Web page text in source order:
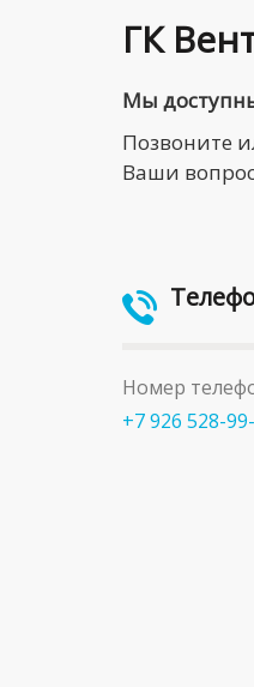
ГК
Мы
Позвоните
Ваши
Номер
+7 926 528-